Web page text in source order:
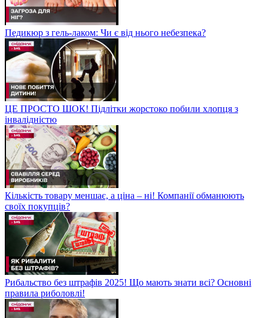
Педикюр з гель-лаком: Чи є від нього небезпека?
ЦЕ ПРОСТО ШОК! Підлітки жорстоко побили хлопця з
інвалідністю
Кількість товару меншає, а ціна – ні! Компанії обманюють
своїх покупців?
Рибальство без штрафів 2025! Що мають знати всі? Основні
правила риболовлі!